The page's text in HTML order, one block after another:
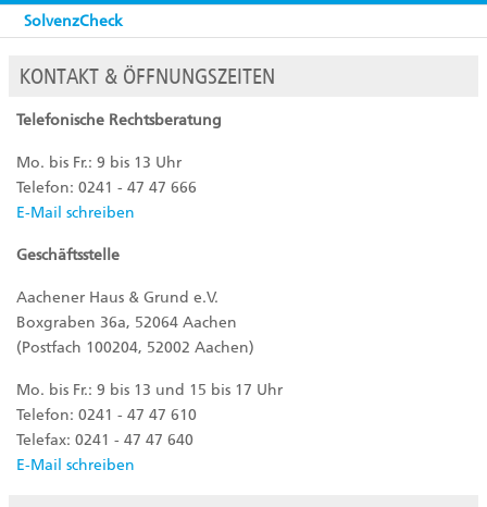
SolvenzCheck
KONTAKT & ÖFFNUNGSZEITEN
Telefonische Rechtsberatung
Mo. bis Fr.: 9 bis 13 Uhr
Telefon: 0241 - 47 47 666
E-Mail schreiben
Geschäftsstelle
Aachener Haus & Grund e.V.
Boxgraben 36a, 52064 Aachen
(Postfach 100204, 52002 Aachen)
Mo. bis Fr.: 9 bis 13 und 15 bis 17 Uhr
Telefon: 0241 - 47 47 610
Telefax: 0241 - 47 47 640
E-Mail schreiben